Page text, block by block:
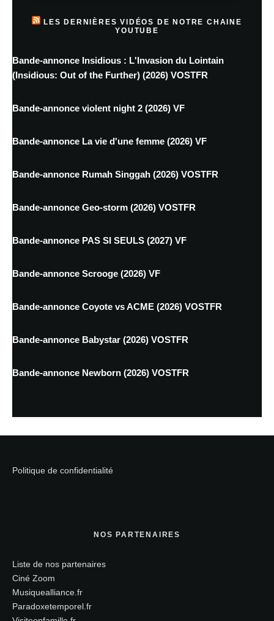
LES DERNIÈRES VIDÉOS DE NOTRE CHAINE
YOUTUBE
Bande-annonce Insidious : L'Invasion du Lointain
(Insidious: Out of the Further) (2026) VOSTFR
Bande-annonce violent night 2 (2026) VF
Bande-annonce La vie d'une femme (2026) VF
Bande-annonce Rumah Singgah (2026) VOSTFR
Bande-annonce Geo-storm (2026) VOSTFR
Bande-annonce PAS SI SEULS (2027) VF
Bande-annonce Scrooge (2026) VF
Bande-annonce Coyote vs ACME (2026) VOSTFR
Bande-annonce Babystar (2026) VOSTFR
Bande-annonce Newborn (2026) VOSTFR
Politique de confidentialité
NOS PARTENAIRES
Liste de nos partenaires
Ciné Zoom
Musiquealliance.fr
Paradoxetemporel.fr